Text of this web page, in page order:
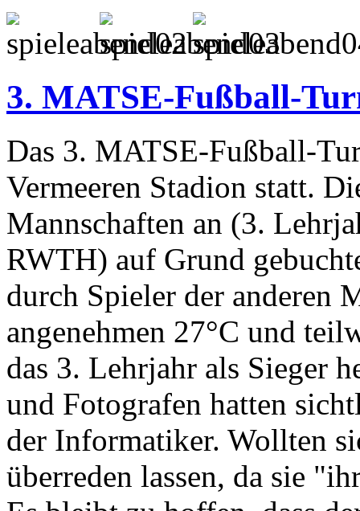
3. MATSE-Fußball-
Das 3. MATSE-Fußball-
Vermeeren Stadion statt.
Mannschaften an (3.
RWTH) auf Grund
durch Spieler der anderen
angenehmen 27°C und
das 3. Lehrjahr als Sieger
und Fotografen hatten
der Informatiker. Wollten
überreden lassen, da sie